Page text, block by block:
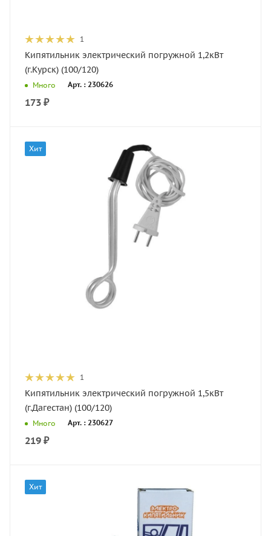
1
Кипятильник электрический погружной 1,2кВт
(г.Курск) (100/120)
Много Арт. : 230626
173 ₽
Хит
1
Кипятильник электрический погружной 1,5кВт
(г.Дагестан) (100/120)
Много Арт. : 230627
219 ₽
Хит